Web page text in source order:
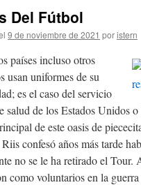
Del Fútbol
9 de noviembre de 2021 poristern
países incluso otros
usan uniformes de su
es el caso del servicio
salud de los Estados Unidos
de este oasis de
confesó años más tarde
no se le ha retirado el Tour.
como voluntarios en la